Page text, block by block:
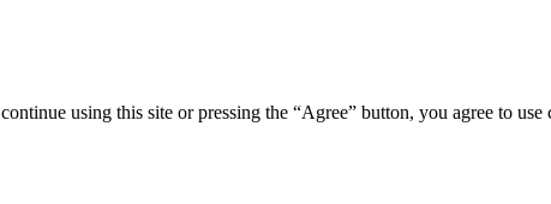
using this site or pressing the “Agree” button, you agree to